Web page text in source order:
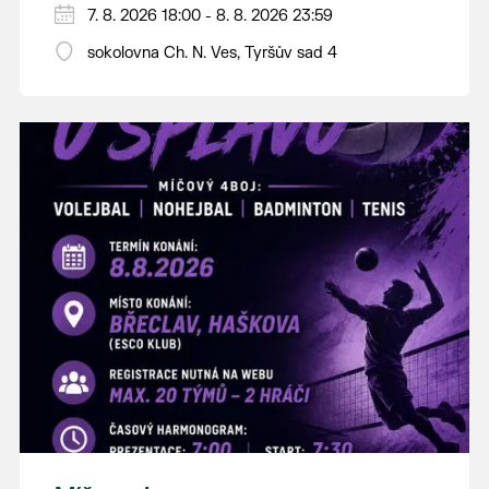
PÁTEK 7. srpna
18:00 - ruční stavění máje
14:00 - krojový průvod pro stárky od
hostince “U Buvola”
16:00 - odpolední zábava na sokolovně
21:00 - večerní zábava
K tanci a poslechu bude hrát DH
Lanžhotčané.
Těšíme se na Vás!
7. 8. 2026 18:00 - 8. 8. 2026 23:59
sokolovna Ch. N. Ves, Tyršův sad 4